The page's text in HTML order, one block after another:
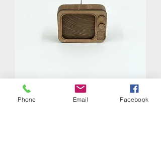
Clip photo tv
Phone Email Facebook